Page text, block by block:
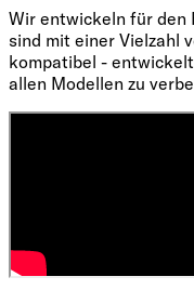
Wir entwickeln für den
sind mit einer Vielzahl
kompatibel -
allen Modellen zu